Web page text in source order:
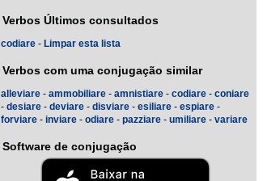
Verbos Últimos consultados
codiare - Limpar esta lista
Verbos com uma conjugação similar
alleviare - ammobiliare - amnistiare - codiare - coniare
- desiare - deviare - disviare - esiliare - espiare -
forviare - inviare - odiare - pazziare - umiliare - variare
Software de conjugação